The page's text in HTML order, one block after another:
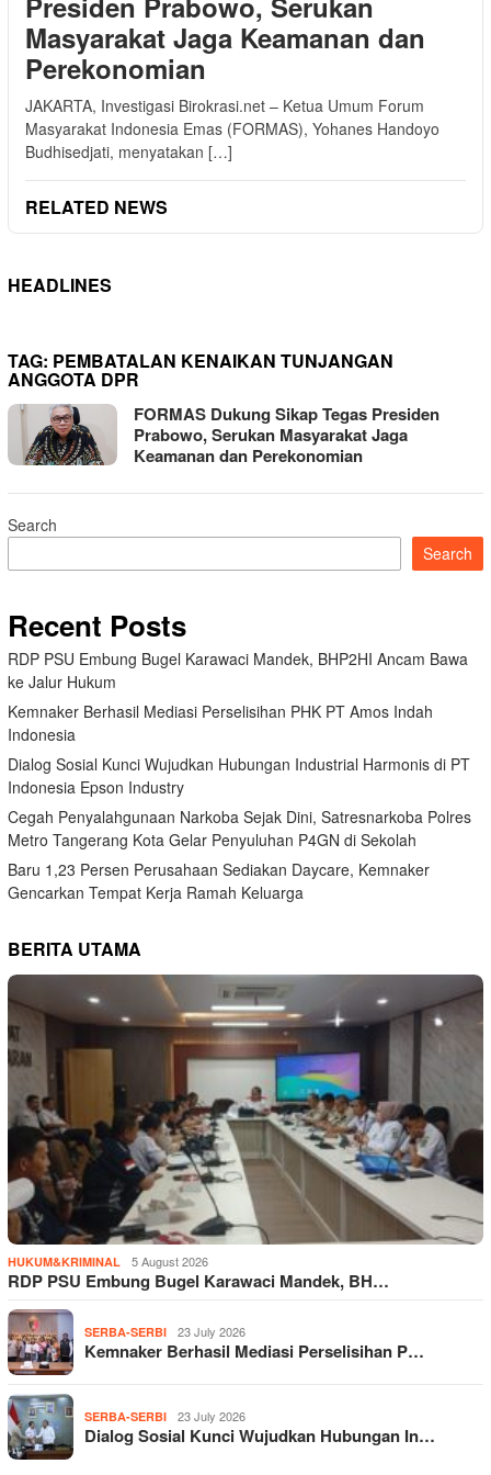
Masyarakat Jaga Keamanan dan
Perekonomian
JAKARTA, Investigasi Birokrasi.net – Ketua Umum Forum
Masyarakat Indonesia Emas (FORMAS), Yohanes Handoyo
Budhisedjati, menyatakan […]
RELATED NEWS
HEADLINES
TAG: PEMBATALAN KENAIKAN TUNJANGAN
ANGGOTA DPR
FORMAS Dukung Sikap Tegas Presiden
Prabowo, Serukan Masyarakat Jaga
Keamanan dan Perekonomian
Search
Search
Recent Posts
RDP PSU Embung Bugel Karawaci Mandek, BHP2HI Ancam Bawa
ke Jalur Hukum
Kemnaker Berhasil Mediasi Perselisihan PHK PT Amos Indah
Indonesia
Dialog Sosial Kunci Wujudkan Hubungan Industrial Harmonis di PT
Indonesia Epson Industry
Cegah Penyalahgunaan Narkoba Sejak Dini, Satresnarkoba Polres
Metro Tangerang Kota Gelar Penyuluhan P4GN di Sekolah
Baru 1,23 Persen Perusahaan Sediakan Daycare, Kemnaker
Gencarkan Tempat Kerja Ramah Keluarga
BERITA UTAMA
HUKUM&KRIMINAL 5 August 2026
RDP PSU Embung Bugel Karawaci Mandek, BH…
SERBA-SERBI 23 July 2026
Kemnaker Berhasil Mediasi Perselisihan P…
SERBA-SERBI 23 July 2026
Dialog Sosial Kunci Wujudkan Hubungan In…